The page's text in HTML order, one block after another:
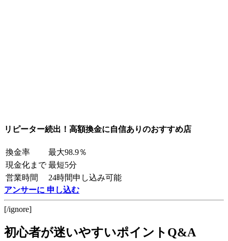
リピーター続出！高額換金に自信ありのおすすめ店
換金率
最大98.9％
現金化まで 最短5分
営業時間
24時間申し込み可能
アンサーに 申し込む
[/ignore]
初心者が迷いやすいポイントQ&A